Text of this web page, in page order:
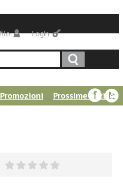
Login
Promozioni
Prossime uscite